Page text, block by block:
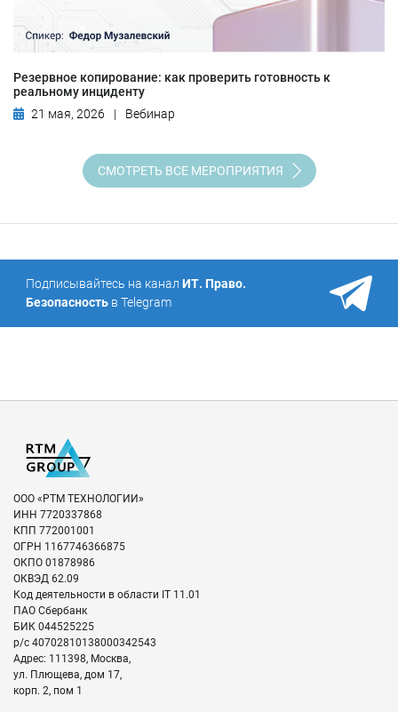
Резервное копирование: как проверить готовность к
реальному инциденту
21 мая, 2026
| Вебинар
СМОТРЕТЬ ВСЕ МЕРОПРИЯТИЯ
Подписывайтесь на канал ИТ. Право.
Безопасность в Telegram
ООО «РТМ ТЕХНОЛОГИИ»
ИНН 7720337868
КПП 772001001
ОГРН 1167746366875
ОКПО 01878986
ОКВЭД 62.09
Код деятельности в области IT 11.01
ПАО Сбербанк
БИК 044525225
р/с 40702810138000342543
Адрес: 111398, Москва,
ул. Плющева, дом 17,
корп. 2, пом 1